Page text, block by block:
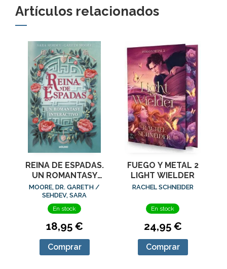
Artículos relacionados
REINA DE ESPADAS.
UN ROMANTASY
INTERACTIVO
MOORE, DR. GARETH /
SEHDEV, SARA
En stock
18,95 €
Comprar
FUEGO Y METAL 2
LIGHT WIELDER
RACHEL SCHNEIDER
En stock
24,95 €
Comprar